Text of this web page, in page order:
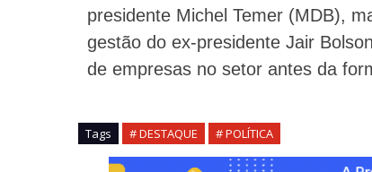
presidente Michel Temer (MDB),
gestão do ex-presidente Jair
de empresas no setor antes da
Tags # DESTAQUE # POLÍTICA